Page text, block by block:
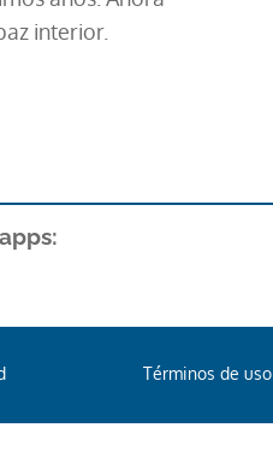
interior.
Términos de uso